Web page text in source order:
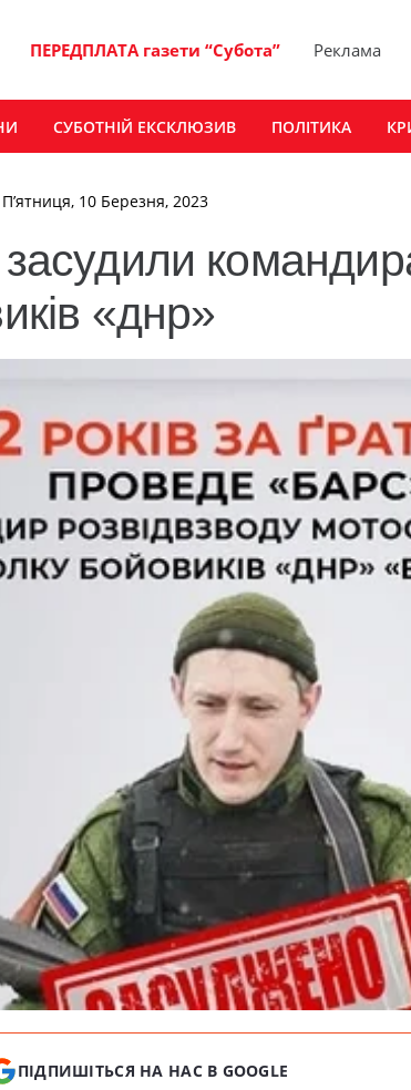
ПЕРЕДПЛАТА газети “Субота” Реклама
СУБОТНІЙ ЕКСКЛЮЗИВ ПОЛІТИКА
10 Березня, 2023
«днр»
ПІДПИШІТЬСЯ НА НАС В GOOGLE